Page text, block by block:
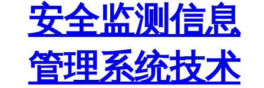
安全监测信息
管理系统技术